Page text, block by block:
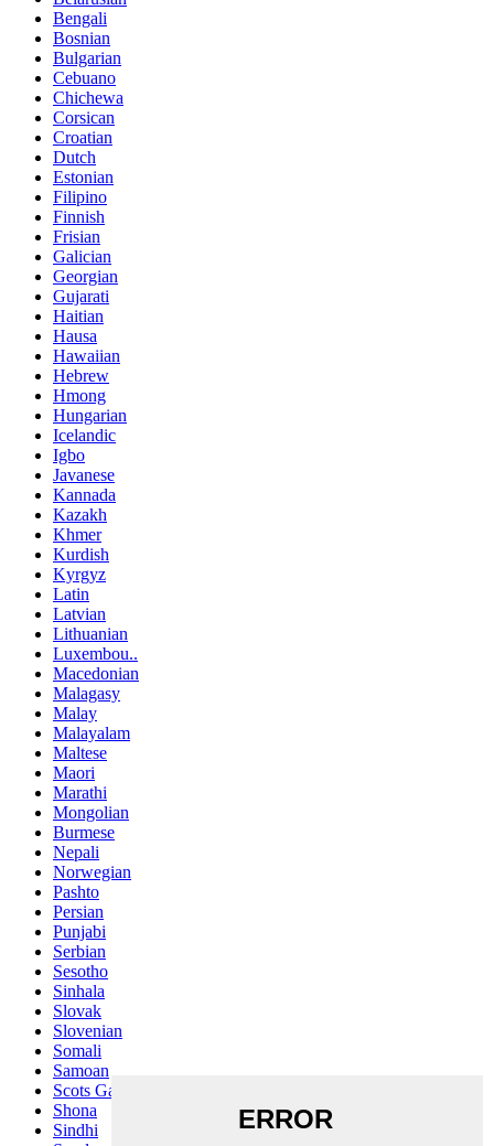
Bengali
Bosnian
Bulgarian
Cebuano
Chichewa
Corsican
Croatian
Dutch
Estonian
Filipino
Finnish
Frisian
Galician
Georgian
Gujarati
Haitian
Hausa
Hawaiian
Hebrew
Hmong
Hungarian
Icelandic
Igbo
Javanese
Kannada
Kazakh
Khmer
Kurdish
Kyrgyz
Latin
Latvian
Lithuanian
Luxembou..
Macedonian
Malagasy
Malay
Malayalam
Maltese
Maori
Marathi
Mongolian
Burmese
Nepali
Norwegian
Pashto
Persian
Punjabi
Serbian
Sesotho
Sinhala
Slovak
Slovenian
Somali
Samoan
Scots Gaelic
Shona
Sindhi